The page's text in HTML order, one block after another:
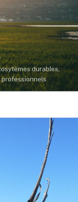
durables,
professionnels